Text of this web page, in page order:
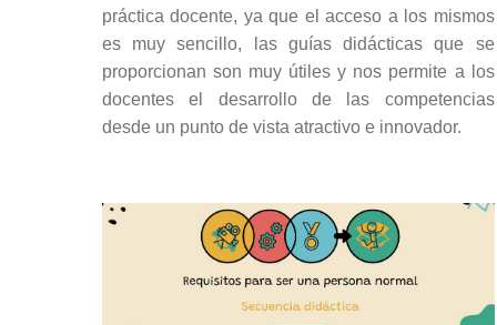
práctica docente, ya que el acceso a los mismos
es muy sencillo, las guías didácticas que se
proporcionan son muy útiles y nos permite a los
docentes el desarrollo de las competencias
desde un punto de vista atractivo e innovador.